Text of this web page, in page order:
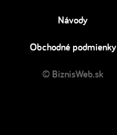
Návody
Obchodné podmienky
© BiznisWeb.sk